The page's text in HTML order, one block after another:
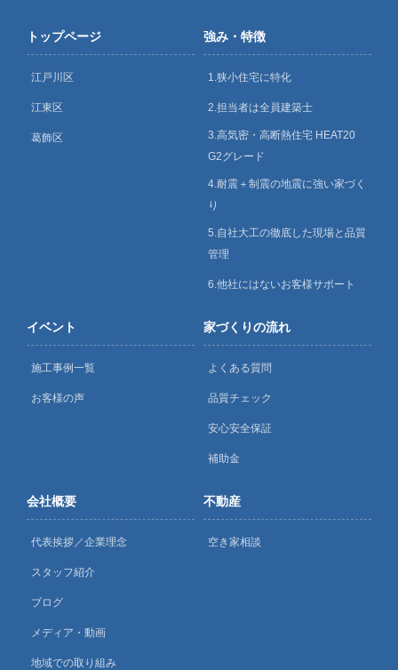
トップページ
江戸川区
江東区
葛飾区
強み・特徴
1.狭小住宅に特化
2.担当者は全員建築士
3.高気密・高断熱住宅 HEAT20
G2グレード
4.耐震＋制震の地震に強い家づく
り
5.自社大工の徹底した現場と品質
管理
6.他社にはないお客様サポート
イベント
施工事例一覧
お客様の声
家づくりの流れ
よくある質問
品質チェック
安心安全保証
補助金
会社概要
代表挨拶／企業理念
スタッフ紹介
ブログ
メディア・動画
地域での取り組み
不動産
空き家相談